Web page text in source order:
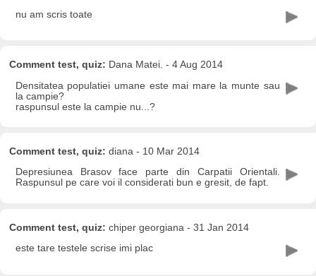
nu am scris toate
Comment test, quiz: Dana Matei. - 4 Aug 2014
Densitatea populatiei umane este mai mare la munte sau
la campie?
raspunsul este la campie nu...?
Comment test, quiz: diana - 10 Mar 2014
Depresiunea Brasov face parte din Carpatii Orientali.
Raspunsul pe care voi il considerati bun e gresit, de fapt.
Comment test, quiz: chiper georgiana - 31 Jan 2014
este tare testele scrise imi plac